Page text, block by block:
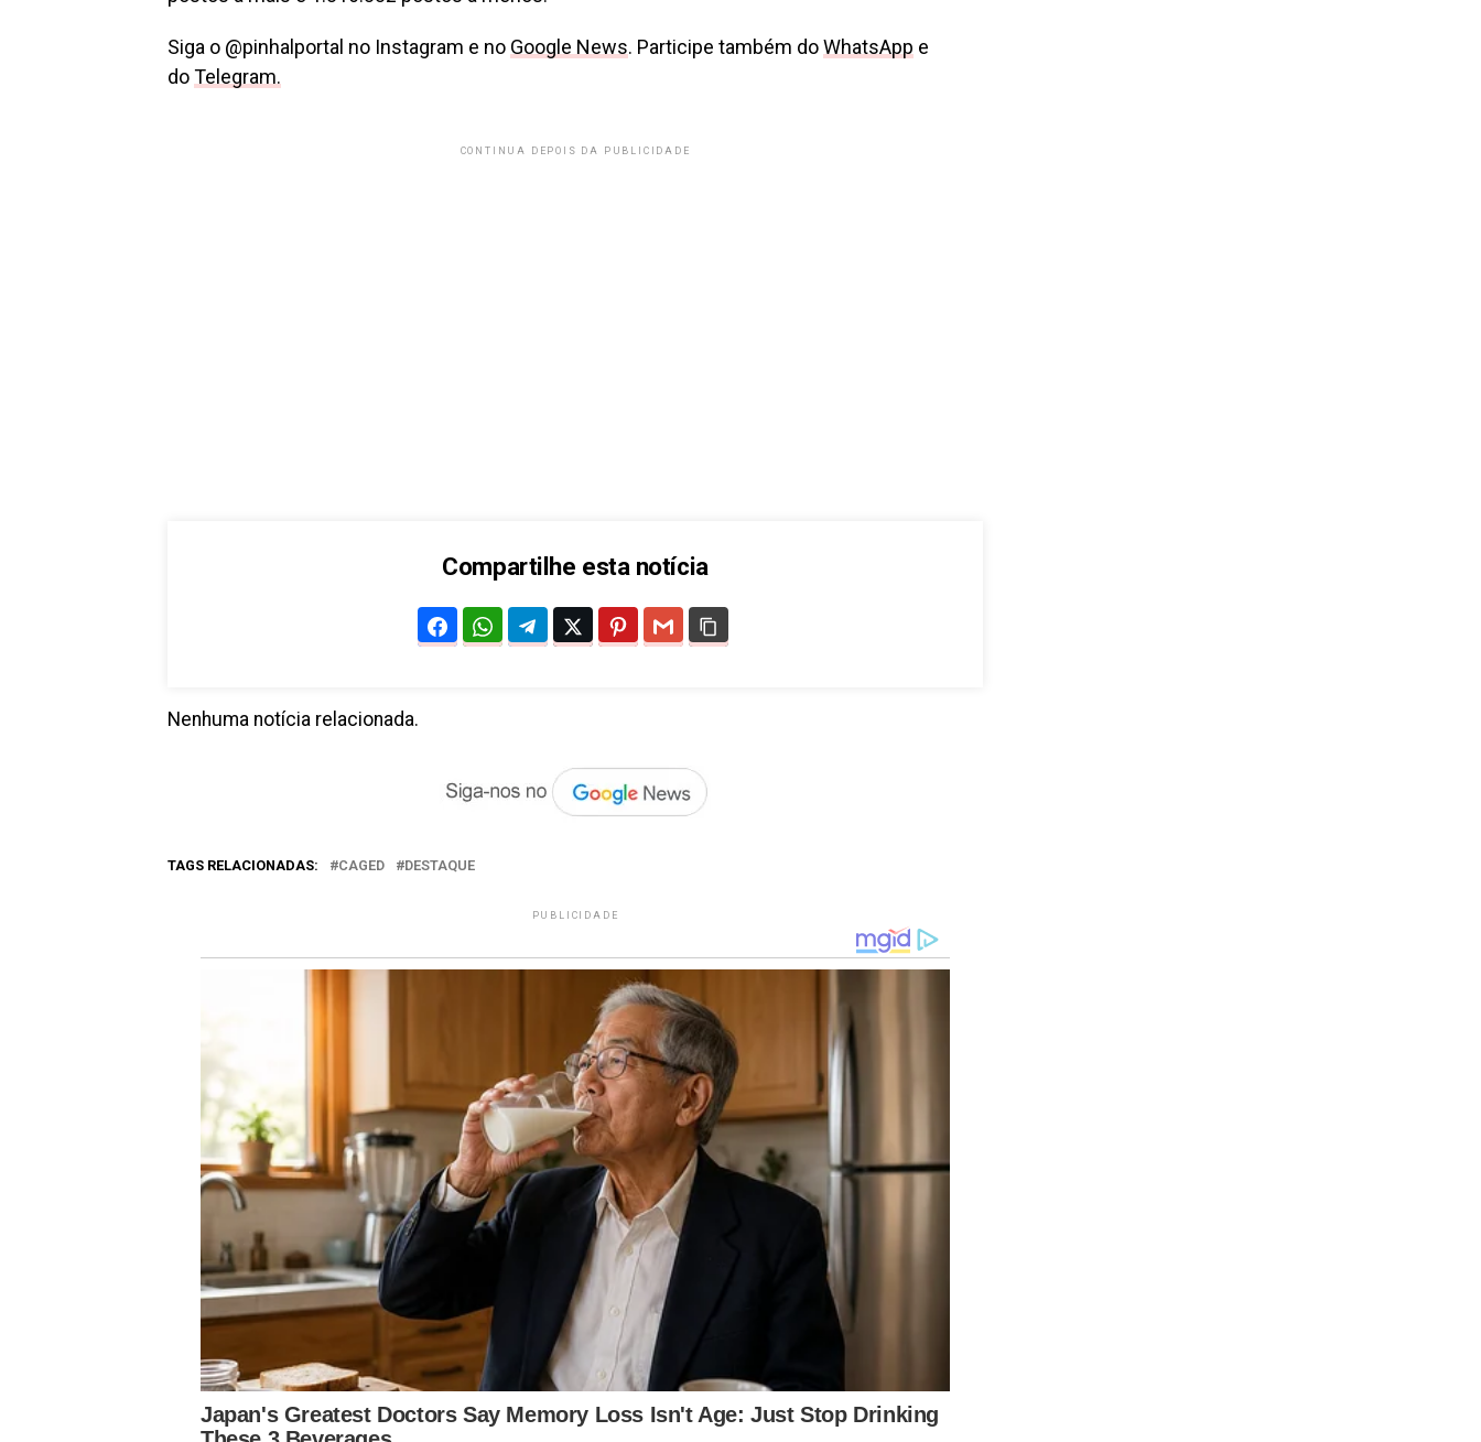
Siga o @pinhalportal no Instagram e no Google News. Participe também doWhatsApp e
doTelegram.
CONTINUA DEPOIS DA PUBLICIDADE
Compartilhe esta notícia
Nenhuma notícia relacionada.
TAGS RELACIONADAS: CAGED DESTAQUE
PUBLICIDADE